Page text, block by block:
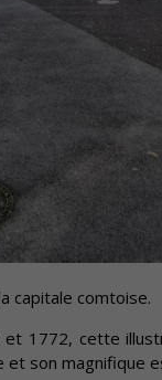
capitale comtoise.
1772, cette
son magnifique